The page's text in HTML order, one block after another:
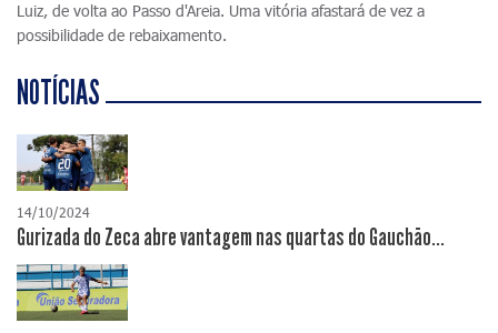
Luiz, de volta ao Passo d'Areia. Uma vitória afastará de vez a
possibilidade de rebaixamento.
NOTÍCIAS
14/10/2024
Gurizada do Zeca abre vantagem nas quartas do Gauchão...